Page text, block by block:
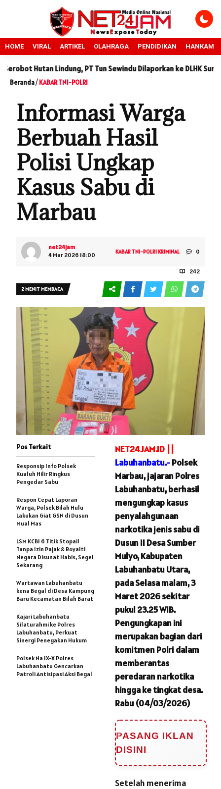
HOME VIRAL ARTIKEL OLAHRAGA PENDIDIKAN HANKAM
Lindung, PT Tun Sewindu Dilaporkan ke DLHK Sumut
Beranda/KABAR TNI-POLRI
Informasi Warga
Berbuah Hasil
Polisi Ungkap
Kasus Sabu di
Marbau
net24jam
4 Mar 2026 18:00
KABAR TNI-POLRIKRIMINAL 0
242
2 MENIT MEMBACA
NET24JAM.ID ||
Labuhanbatu.-Polsek
Marbau, jajaran Polres
Labuhanbatu, berhasil
mengungkap kasus
penyalahgunaan
narkotika jenis sabu di
Dusun II Desa Sumber
Mulyo, Kabupaten
Labuhanbatu Utara,
pada Selasa malam, 3
Maret 2026 sekitar
pukul 23.25 WIB.
Pengungkapan ini
merupakan bagian dari
komitmen Polri dalam
memberantas
peredaran narkotika
hingga ke tingkat desa.
Rabu (04/03/2026)
PASANG IKLAN
DISINI
Setelah menerima
Pos Terkait
Responsip Info Polsek
Kualuh Hilir Ringkus
Pengedar Sabu
Respon Cepat Laporan
Warga, Polsek Bilah Hulu
Lakukan Giat GSN di Dusun
Mual Mas
LSM KCBI 6 Titik Stopail
Tanpa Izin Pajak & Royalti
Negara Disunat Habis, Segel
Sekarang
Wartawan Labuhanbatu
kena Begal di Desa Kampung
Baru Kecamatan Bilah Barat
Kajari Labuhanbatu
Silaturahmi ke Polres
Labuhanbatu, Perkuat
Sinergi Penegakan Hukum
Polsek Na IX-X Polres
Labuhanbatu Gencarkan
Patroli Antisipasi Aksi Begal